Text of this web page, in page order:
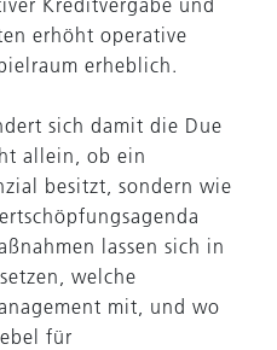
Kreditvergabe und
erhöht operative
erheblich.
sich damit die Due
allein, ob ein
besitzt, sondern wie
lassen sich in
welche
mit, und wo
für